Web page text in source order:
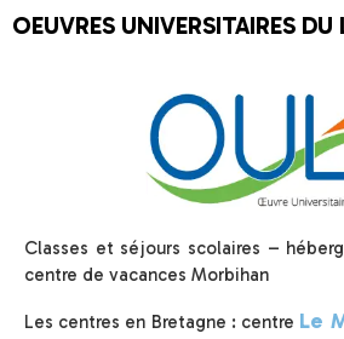
OEUVRES UNIVERSITAIRES DU
Classes et séjours scolaires –
centre de vacances Morbihan
Les centres en Bretagne : centre Le